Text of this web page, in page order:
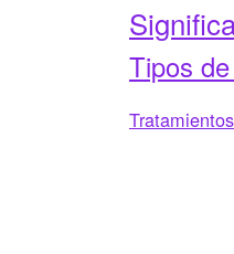
Tipos
Tratamientos